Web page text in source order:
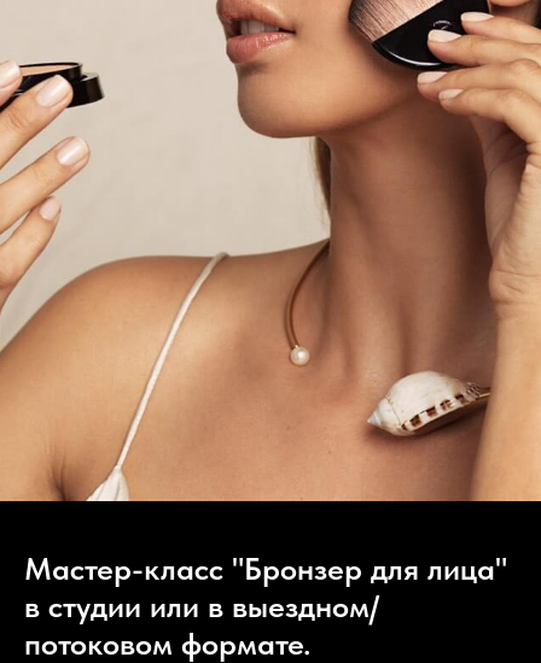
Мастер-класс "Бронзер для лица"
в студии или в выездном/
потоковом формате.